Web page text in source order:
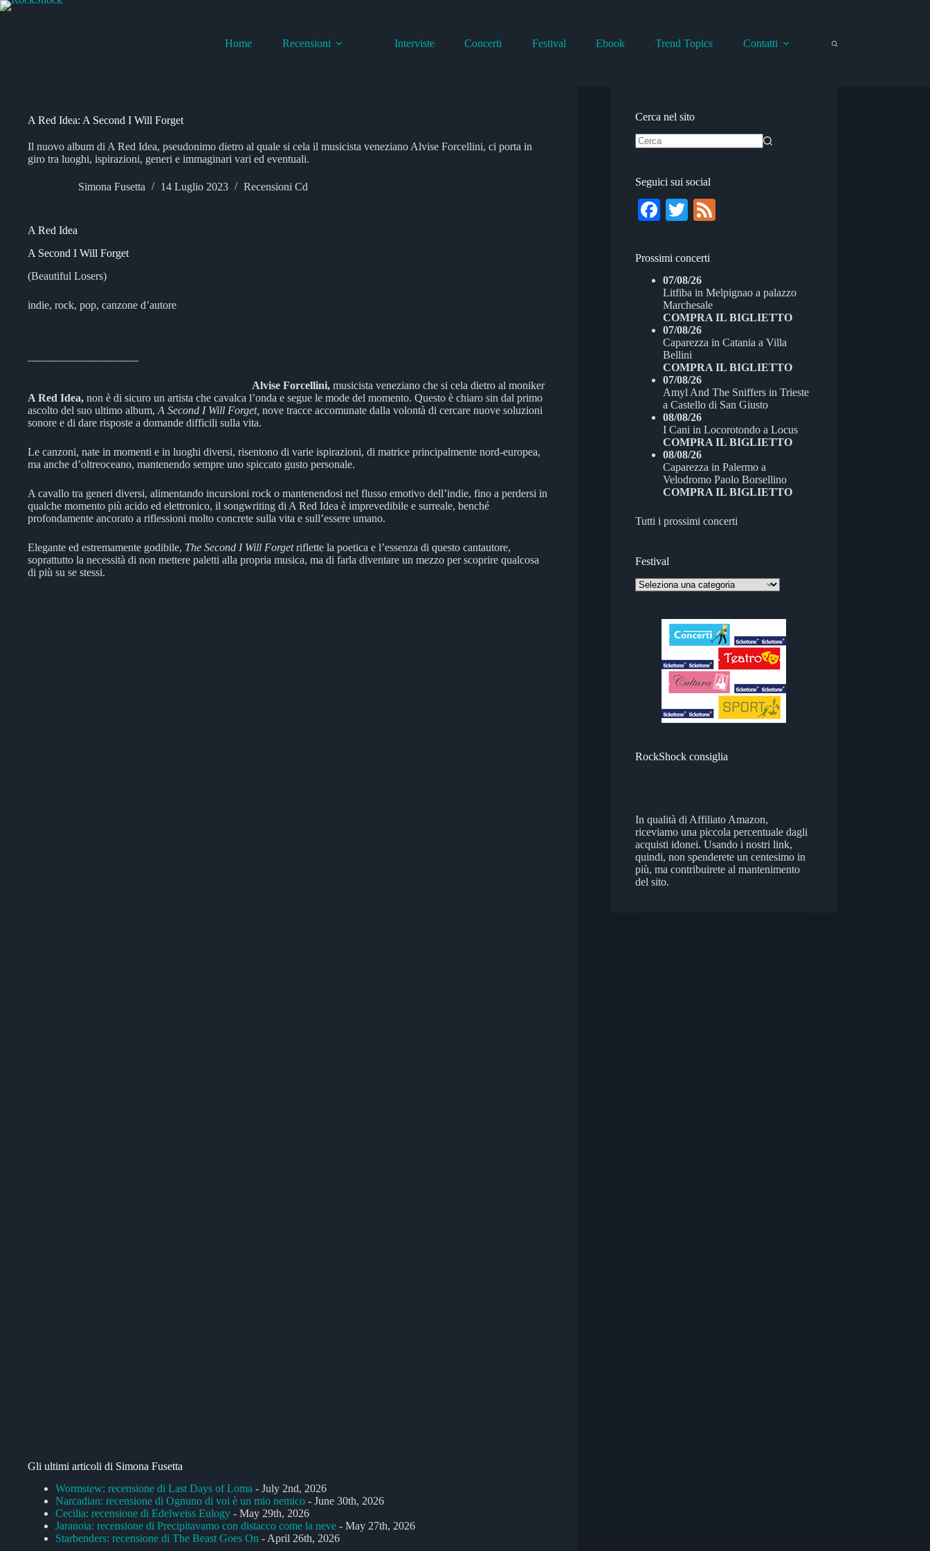
Salta
Home
Recensioni Interviste Concerti Festival Ebook Trend Topics Contatti
A Red Idea: A Second I Will Forget
Il nuovo album di A Red Idea, pseudonimo dietro al quale si cela il musicista veneziano Alvise Forcellini, ci porta in
giro tra luoghi, ispirazioni, generi e immaginari vari ed eventuali.
Simona Fusetta 14 Luglio 2023 Recensioni Cd
A Red Idea
A Second I Will Forget
(Beautiful Losers)
indie, rock, pop, canzone d’autore
Alvise Forcellini, musicista veneziano che si cela dietro al moniker
A Red Idea, non è di sicuro un artista che cavalca l’onda e segue le mode del momento. Questo è chiaro sin dal primo
ascolto del suo ultimo album, A Second I Will Forget, nove tracce accomunate dalla volontà di cercare nuove soluzioni
sonore e di dare risposte a domande difficili sulla vita.
Le canzoni, nate in momenti e in luoghi diversi, risentono di varie ispirazioni, di matrice principalmente nord-europea,
ma anche d’oltreoceano, mantenendo sempre uno spiccato gusto personale.
A cavallo tra generi diversi, alimentando incursioni rock o mantenendosi nel flusso emotivo dell’indie, fino a perdersi in
qualche momento più acido ed elettronico, il songwriting di A Red Idea è imprevedibile e surreale, benché
profondamente ancorato a riflessioni molto concrete sulla vita e sull’essere umano.
Elegante ed estremamente godibile, The Second I Will Forgetriflette la poetica e l’essenza di questo cantautore,
soprattutto la necessità di non mettere paletti alla propria musica, ma di farla diventare un mezzo per scoprire qualcosa
di più su se stessi.
Gli ultimi articoli di Simona Fusetta
Wormstew: recensione di Last Days of Loma - July 2nd, 2026
Narcadian: recensione di Ognuno di voi è un mio nemico - June 30th, 2026
Cecilia: recensione di Edelweiss Eulogy - May 29th, 2026
Jaranoia: recensione di Precipitavamo con distacco come la neve - May 27th, 2026
Starbenders: recensione di The Beast Goes On - April 26th, 2026
Cerca nel sito
Seguici sui social
Fa
bo
ok
T
tte
r
Prossimi concerti
07/08/26
Litfiba inMelpignao a palazzo
Marchesale
COMPRA IL BIGLIETTO
07/08/26
Caparezza inCatania a Villa
Bellini
COMPRA IL BIGLIETTO
07/08/26
Amyl And The Sniffers inTrieste
a Castello di San Giusto
08/08/26
I Cani inLocorotondo a Locus
COMPRA IL BIGLIETTO
08/08/26
Caparezza inPalermo a
Velodromo Paolo Borsellino
COMPRA IL BIGLIETTO
Tutti i prossimi concerti
Festival
RockShock consiglia
In qualità di Affiliato Amazon,
riceviamo una piccola percentuale dagli
acquisti idonei. Usando i nostri link,
quindi, non spenderete un centesimo in
più, ma contribuirete al mantenimento
del sito.